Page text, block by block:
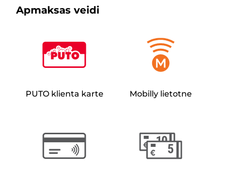
Apmaksas veidi
PUTO klienta karte Mobilly lietotne